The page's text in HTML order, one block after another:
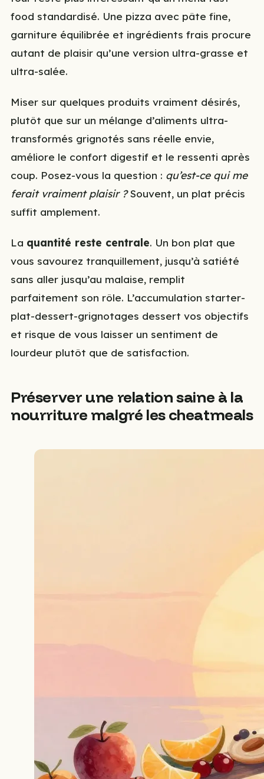
food standardisé. Une pizza avec pâte fine,
garniture équilibrée et ingrédients frais procure
autant de plaisir qu’une version ultra-grasse et
ultra-salée.
Miser sur quelques produits vraiment désirés,
plutôt que sur un mélange d’aliments ultra-
transformés grignotés sans réelle envie,
améliore le confort digestif et le ressenti après
coup. Posez-vous la question : qu’est-ce qui me
ferait vraiment plaisir ?Souvent, un plat précis
suffit amplement.
La quantité reste centrale. Un bon plat que
vous savourez tranquillement, jusqu’à satiété
sans aller jusqu’au malaise, remplit
parfaitement son rôle. L’accumulation starter-
plat-dessert-grignotages dessert vos objectifs
et risque de vous laisser un sentiment de
lourdeur plutôt que de satisfaction.
Préserver une relation saine à la
nourriture malgré les cheatmeals